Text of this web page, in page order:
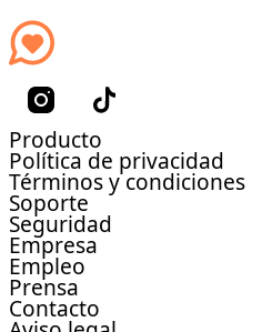
Producto
Política de privacidad
Términos y condiciones
Soporte
Seguridad
Empresa
Empleo
Prensa
Contacto